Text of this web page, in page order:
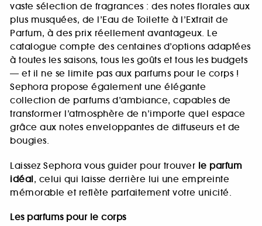
vaste sélection de fragrances : des notes florales aux
plus musquées, de l’Eau de Toilette à l’Extrait de
Parfum, à des prix réellement avantageux. Le
catalogue compte des centaines d’options adaptées
à toutes les saisons, tous les goûts et tous les budgets
— et il ne se limite pas aux parfums pour le corps !
Sephora propose également une élégante
collection de parfums d’ambiance, capables de
transformer l’atmosphère de n’importe quel espace
grâce aux notes enveloppantes de diffuseurs et de
bougies.
Laissez Sephora vous guider pour trouver le parfum
idéal, celui qui laisse derrière lui une empreinte
mémorable et reflète parfaitement votre unicité.
Les parfums pour le corps